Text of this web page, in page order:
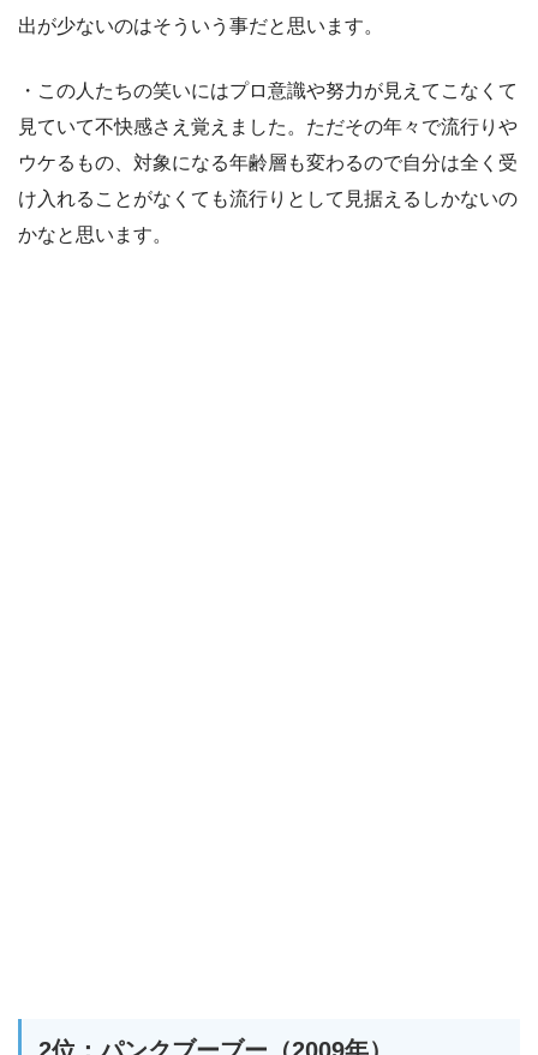
出が少ないのはそういう事だと思います。
・この人たちの笑いにはプロ意識や努力が見えてこなくて
見ていて不快感さえ覚えました。ただその年々で流行りや
ウケるもの、対象になる年齢層も変わるので自分は全く受
け入れることがなくても流行りとして見据えるしかないの
かなと思います。